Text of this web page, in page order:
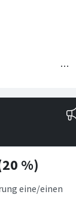
%)
eine/einen